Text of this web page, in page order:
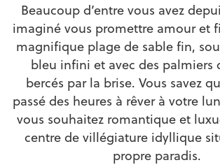
Beaucoup d’entre vous avez
imaginé vous promettre amour et
magnifique plage de sable fin,
bleu infini et avec des palmiers
bercés par la brise. Vous savez
passé des heures à rêver à votre
vous souhaitez romantique et
centre de villégiature idyllique
propre paradis.